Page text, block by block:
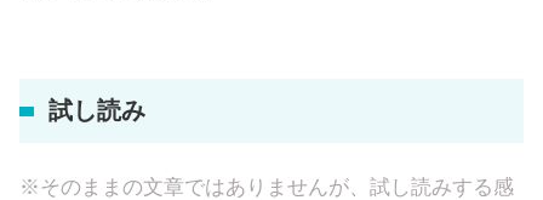
試し読み
※そのままの文章ではありませんが、試し読みする感